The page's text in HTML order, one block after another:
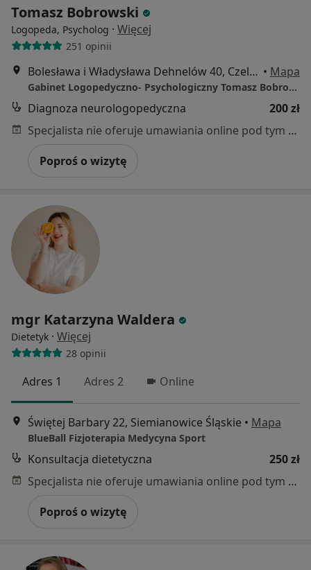
Tomasz Bobrowski
Logopeda, Psycholog · Więcej
251 opinii
Bolesława i Władysława Dehnelów 40, Czeladź • Mapa
Gabinet Logopedyczno- Psychologiczny Tomasz Bobrowski
Diagnoza neurologopedyczna
200 zł
Specjalista nie oferuje umawiania online pod tym adresem.
Poproś o wizytę
mgr Katarzyna Waldera
Dietetyk · Więcej
28 opinii
Adres 1 Adres 2 Online
Świętej Barbary 22, Siemianowice Śląskie • Mapa
BlueBall Fizjoterapia Medycyna Sport
Konsultacja dietetyczna
250 zł
Specjalista nie oferuje umawiania online pod tym adresem.
Poproś o wizytę